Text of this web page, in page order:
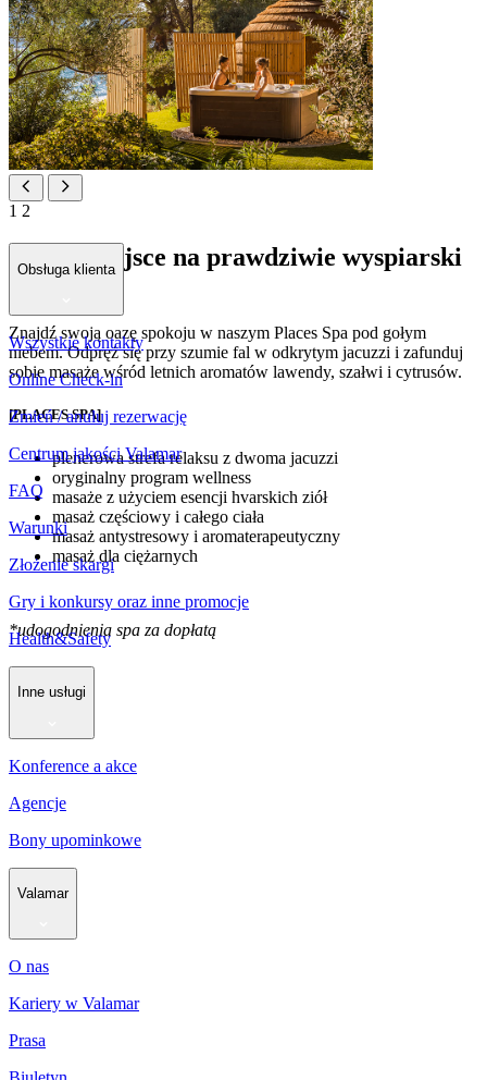
1 2
Twoje miejsce na prawdziwie wyspiarski
relaks
Znajdź swoją oazę spokoju w naszym Places Spa pod gołym
niebem. Odpręż się przy szumie fal w odkrytym jacuzzi i zafunduj
sobie masaże wśród letnich aromatów lawendy, szałwi i cytrusów.
[PLACES SPA]
plenerowa strefa relaksu z dwoma jacuzzi
oryginalny program wellness
masaże z użyciem esencji hvarskich ziół
masaż częściowy i całego ciała
masaż antystresowy i aromaterapeutyczny
masaż dla ciężarnych
*udogodnienia spa za dopłatą
Obsługa klienta
Wszystkie kontakty
Online Check-in
Zmień / anuluj rezerwację
Centrum jakości Valamar
FAQ
Warunki
Złożenie skargi
Gry i konkursy oraz inne promocje
Health&Safety
Inne usługi
Konference a akce
Agencje
Bony upominkowe
Valamar
O nas
Kariery w Valamar
Prasa